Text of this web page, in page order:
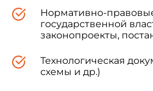
основному сырью;
структуре;
Нормативно-
государственной
законопроекты,
Технологическая
схемы и др.)